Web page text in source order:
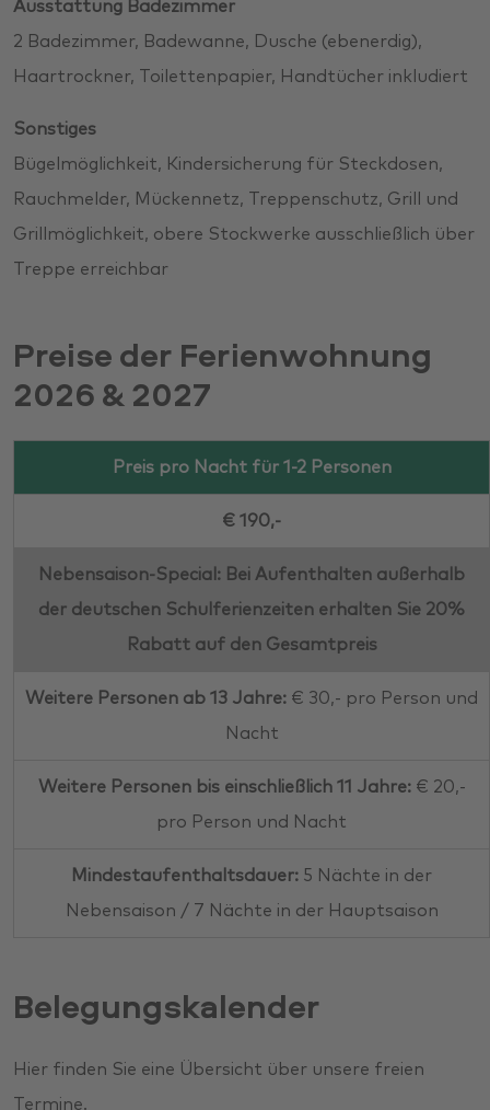
Ausstattung Badezimmer
2 Badezimmer, Badewanne, Dusche (ebenerdig),
Haartrockner, Toilettenpapier, Handtücher inkludiert
Sonstiges
Bügelmöglichkeit, Kindersicherung für Steckdosen,
Rauchmelder, Mückennetz, Treppenschutz, Grill und
Grillmöglichkeit, obere Stockwerke ausschließlich über
Treppe erreichbar
Preise der Ferienwohnung
2026 & 2027
Preis pro Nacht für 1-2 Personen
€ 190,-
Nebensaison-Special: Bei Aufenthalten außerhalb
der deutschen Schulferienzeiten erhalten Sie 20%
Rabatt auf den Gesamtpreis
Weitere Personen ab 13 Jahre: € 30,- pro Person und
Nacht
Weitere Personen bis einschließlich 11 Jahre:€ 20,-
pro Person und Nacht
Mindestaufenthaltsdauer: 5 Nächte in der
Nebensaison / 7 Nächte in der Hauptsaison
Belegungskalender
Hier finden Sie eine Übersicht über unsere freien
Termine.